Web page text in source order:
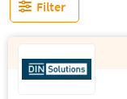
Filter